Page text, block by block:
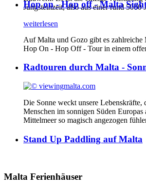
Jungsteinzeit, also aus einer rund
weiterlesen
Hop on - Hop off - Malta
Auf Malta und Gozo gibt es zahlreiche
Hop On - Hop Off - Tour in einem
Radtouren durch Malta -
Die Sonne weckt unsere Lebenskräfte,
Menschen im sonnigen Süden
Mittelmeer so magisch angezogen
Stand Up Paddling auf Malta
Malta Ferienhäuser